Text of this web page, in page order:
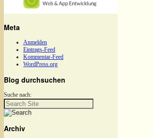
Meta
Anmelden
Eintrags-Feed
Kommentar-Feed
WordPress.org
Blog durchsuchen
Suche nach:
Archiv